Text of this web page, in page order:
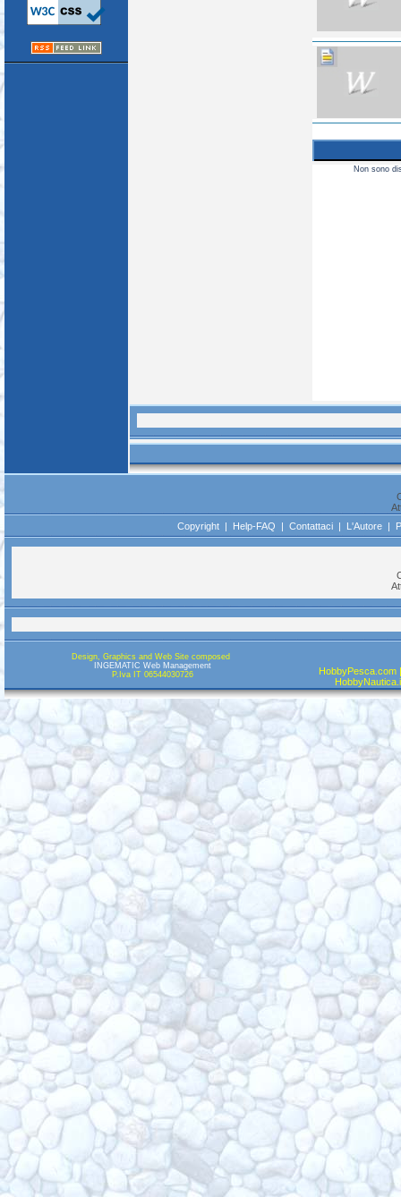
Non sono
Copyright | Help-FAQ | Contattaci | L'Autore |
Design, Graphics and Web Site composed
INGEMATIC Web Management
P.Iva IT 06544030726
HobbyPesca.com